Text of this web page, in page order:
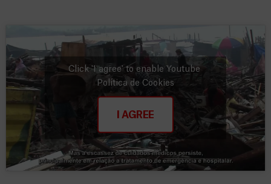
Click 'I agree' to enable Youtube
Política de Cookies
I AGREE